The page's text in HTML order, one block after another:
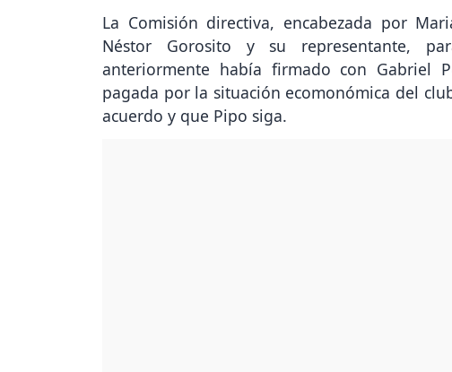
La Comisión directiva, encabezada por
Néstor Gorosito y su representante,
anteriormente había firmado con Gabriel
pagada por la situación ecomonómica del
acuerdo y que Pipo siga.